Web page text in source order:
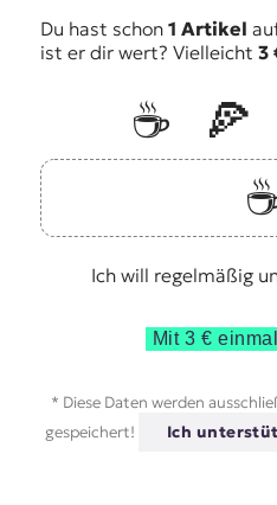
Du hast schon 1 Artikel
ist er dir wert? Vielleicht 3
☕️ 🍕
Ich will regelmäßig
Mit 3 €
* Diese Daten werden
gespeichert!
Ich